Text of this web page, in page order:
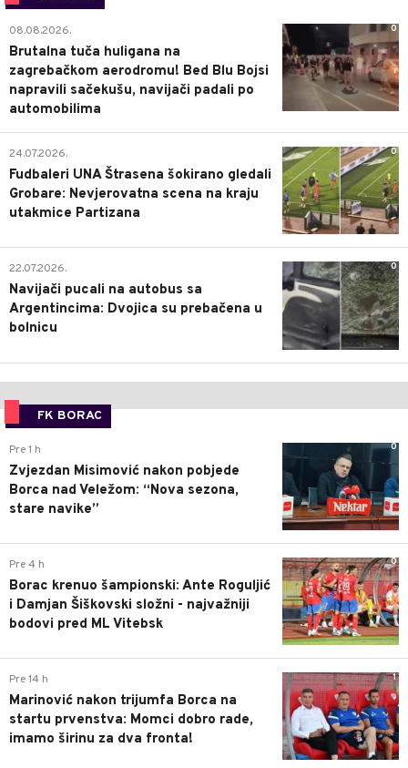
0
08.08.2026.
Brutalna tuča huligana na
zagrebačkom aerodromu! Bed Blu Bojsi
napravili sačekušu, navijači padali po
automobilima
0
24.07.2026.
Fudbaleri UNA Štrasena šokirano gledali
Grobare: Nevjerovatna scena na kraju
utakmice Partizana
0
22.07.2026.
Navijači pucali na autobus sa
Argentincima: Dvojica su prebačena u
bolnicu
FK BORAC
0
Pre 1 h
Zvjezdan Misimović nakon pobjede
Borca nad Veležom: “Nova sezona,
stare navike”
0
Pre 4 h
Borac krenuo šampionski: Ante Roguljić
i Damjan Šiškovski složni - najvažniji
bodovi pred ML Vitebsk
1
Pre 14 h
Marinović nakon trijumfa Borca na
startu prvenstva: Momci dobro rade,
imamo širinu za dva fronta!